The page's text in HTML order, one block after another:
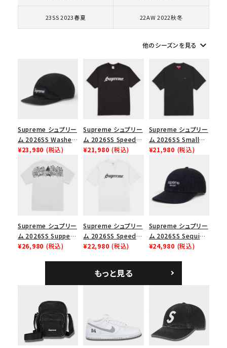
シーズンから探す
価格から探す
在庫のない商品を表示する
絞り込んで検索する
23SS 2023春夏 22AW 2022秋冬
他のシーズンを見る keyboard_arrow_down
Supreme シュプリー
ム 2026SS Washed
Chino Twill Camp
Cap ウォッシュド チ
ノツイル キャンプキャ
ップ ブラック
¥23,980 (税込)
Supreme シュプリー
ム 2026SS Speed
Tee スピードTシャツ
¥21,980 (税込)
Supreme シュプリー
ム 2026SS Small
Box Tee スモールボ
¥21,980 (税込)
Supreme シュプリー
ム 2026SS Supper
Tee サパーTシャツ
¥26,980 (税込)
Supreme シュプリー
ム 2026SS Speed
Tee スピードTシャツ
¥22,980 (税込)
Supreme シュプリー
ム 2026SS Sequin
Denim Classic
シックロゴ 6パネルキ
ャップ ブラック
¥24,980 (税込)
もっと見る